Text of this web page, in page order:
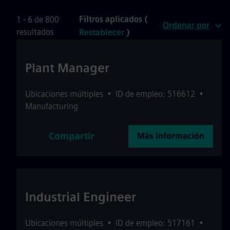
1 - 6 de 800
resultados
Filtros aplicados (
Restablecer)
Ordenar por
Plant Manager
Ubicaciones múltiples • ID de empleo: 516612 •
Manufacturing
Compartir Más información
Industrial Engineer
Ubicaciones múltiples • ID de empleo: 517161
•